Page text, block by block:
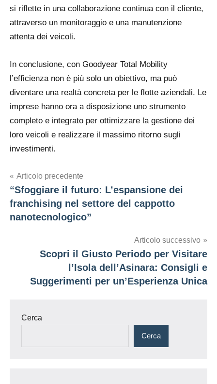
si riflette in una collaborazione continua con il cliente,
attraverso un monitoraggio e una manutenzione
attenta dei veicoli.
In conclusione, con Goodyear Total Mobility
l’efficienza non è più solo un obiettivo, ma può
diventare una realtà concreta per le flotte aziendali. Le
imprese hanno ora a disposizione uno strumento
completo e integrato per ottimizzare la gestione dei
loro veicoli e realizzare il massimo ritorno sugli
investimenti.
Navigazione
articoli
Articolo precedente
“Sfoggiare il futuro: L’espansione dei
franchising nel settore del cappotto
nanotecnologico”
Articolo successivo
Scopri il Giusto Periodo per Visitare
l’Isola dell’Asinara: Consigli e
Suggerimenti per un’Esperienza Unica
Cerca
Cerca